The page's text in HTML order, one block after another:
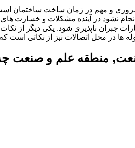
و مهم در زمان ساخت ساختمان
نشود در آینده مشکلات و خسارت
جبران ناپذیری شود. یکی دیگر از
ها در محل اتصالات نیز از نکاتی
منطقه علم و صنعت